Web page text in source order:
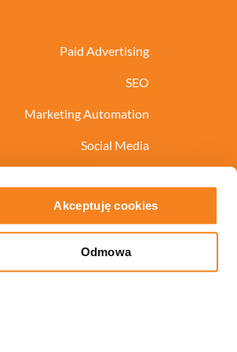
Akceptuję cookies
Odmowa
Paid Advertising
SEO
Marketing Automation
Social Media